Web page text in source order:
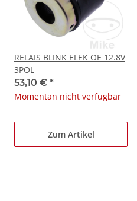
RELAIS BLINK ELEK OE 12.8V
3POL
53,10 € *
Momentan nicht verfügbar
Zum Artikel